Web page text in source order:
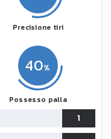
40
Possesso palla
Precisione tiri
1